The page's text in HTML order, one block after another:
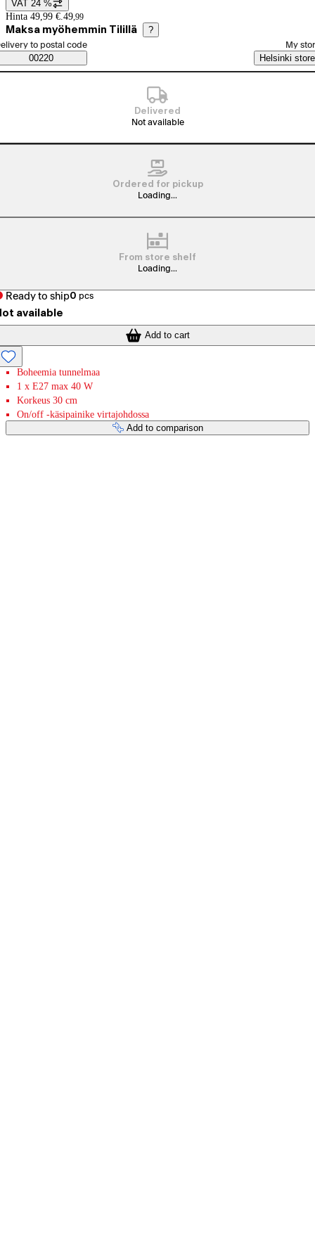
Price details
VAT 24 %
Hinta 49,99 €. 49,99
Maksa myöhemmin Tilillä ?
Saatavuustiedot
order method
to postal code
00220
My
Helsinki store
Delivered
Not available
Ordered for pickup
Loading...
From store shelf
Loading...
Ready to ship0 pcs
available
Add to cart
Boheemia tunnelmaa
1 x E27 max 40 W
Korkeus 30 cm
On/off -käsipainike virtajohdossa
Add to comparison